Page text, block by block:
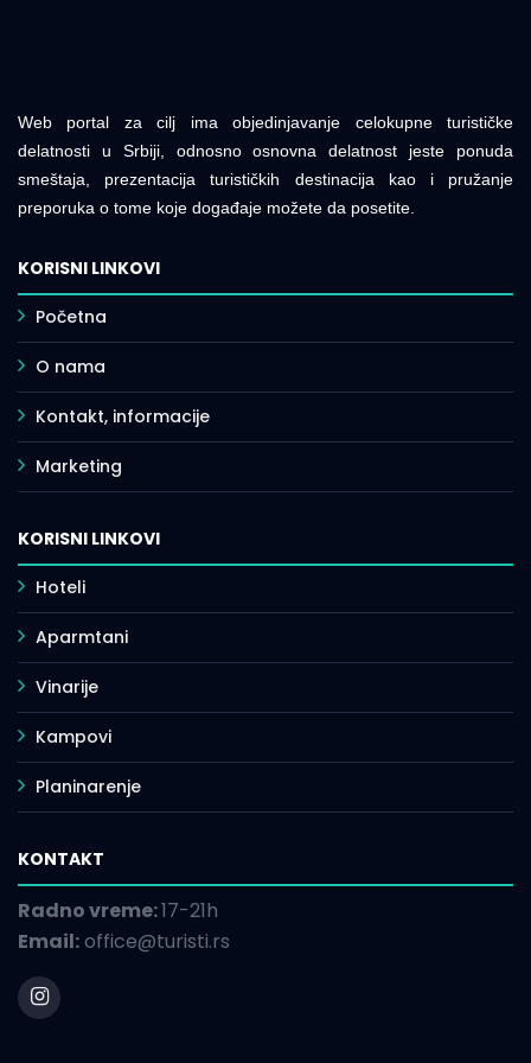
Web portal za cilj ima objedinjavanje celokupne turističke
delatnosti u Srbiji, odnosno osnovna delatnost jeste ponuda
smeštaja, prezentacija turističkih destinacija kao i pružanje
preporuka o tome koje događaje možete da posetite.
KORISNI LINKOVI
Početna
O nama
Kontakt, informacije
Marketing
KORISNI LINKOVI
Hoteli
Aparmtani
Vinarije
Kampovi
Planinarenje
KONTAKT
Radno vreme:17-21h
Email:office@turisti.rs